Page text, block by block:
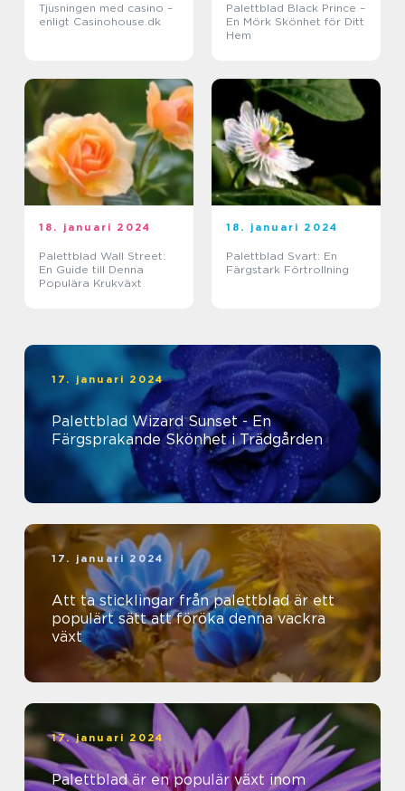
Tjusningen med casino –
enligt Casinohouse.dk
Palettblad Black Prince –
En Mörk Skönhet för Ditt
Hem
18. januari 2024
Palettblad Wall Street:
En Guide till Denna
Populära Krukväxt
18. januari 2024
Palettblad Svart: En
Färgstark Förtrollning
17. januari 2024
Palettblad Wizard Sunset - En
Färgsprakande Skönhet i Trädgården
17. januari 2024
Att ta sticklingar från palettblad är ett
populärt sätt att föröka denna vackra
växt
17. januari 2024
Palettblad är en populär växt inom